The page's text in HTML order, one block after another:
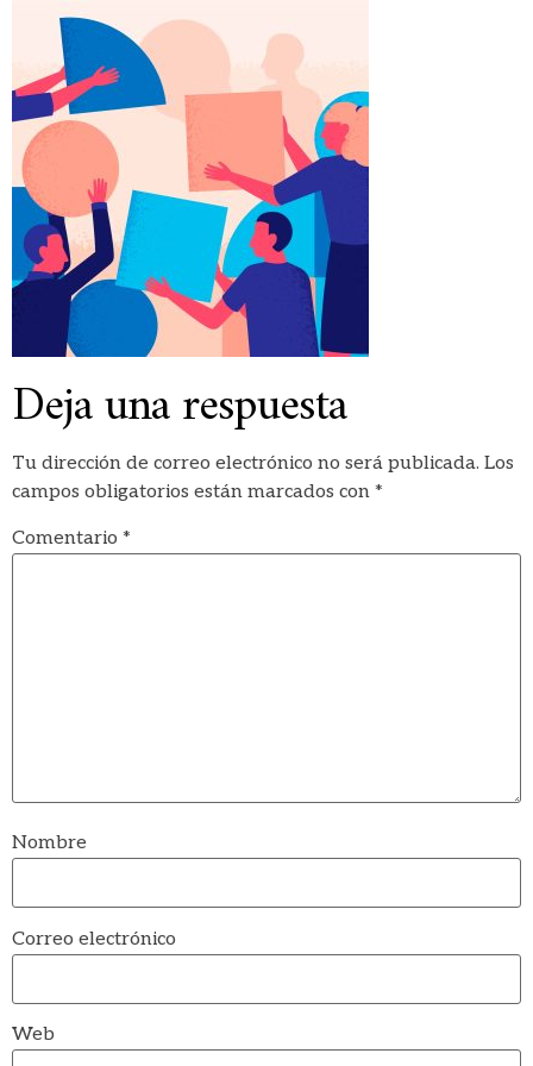
Deja una respuesta
Tu dirección de correo electrónico no será publicada. Los
campos obligatorios están marcados con *
Comentario *
Nombre
Correo electrónico
Web